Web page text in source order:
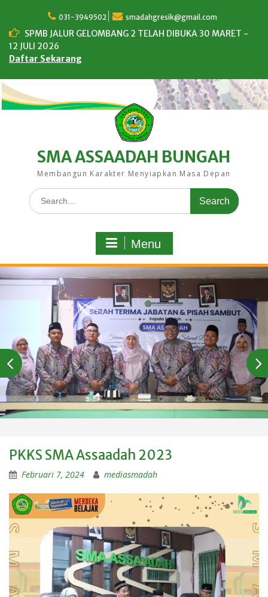
content
031-3949502 smadahgresik@gmail.com
SPMB JALUR GELOMBANG 2 TELAH DIBUKA 30 MARET -
12 JULI 2026
Daftar Sekarang
SMA ASSAADAH BUNGAH
Membangun Karakter Menyiapkan Masa Depan
Search
for:
Menu
PKKS SMA Assaadah 2023
Februari 7, 2024 mediasmadah